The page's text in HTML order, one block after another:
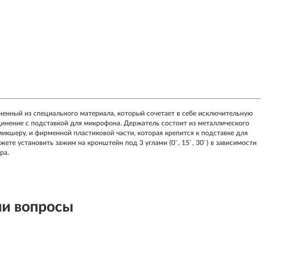
из специального материала, который сочетает в себе исключительную
с подставкой для микрофона. Держатель состоит из металлического
и фирменной пластиковой части, которая крепится к подставке для
установить зажим на кронштейн под 3 углами (0`, 15`, 30`) в зависимости
вопросы